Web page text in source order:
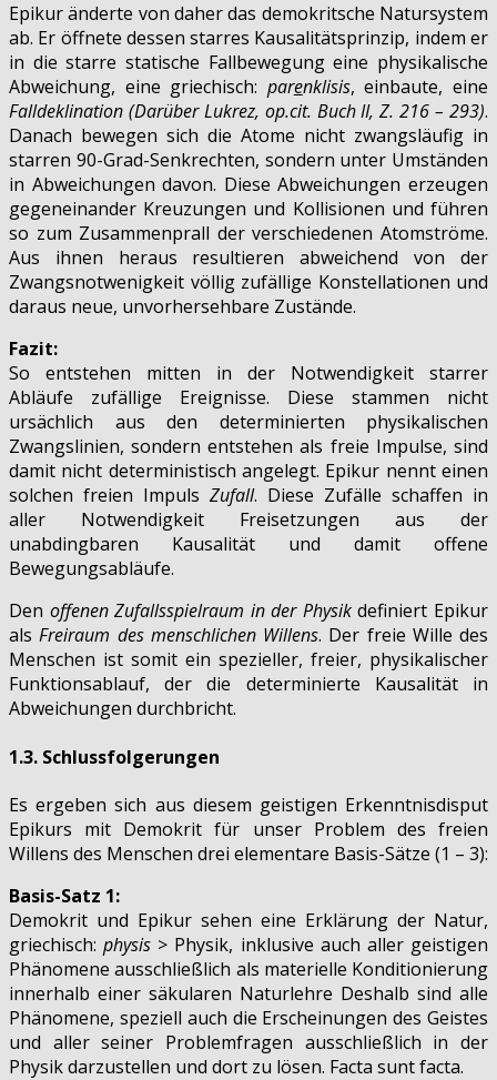
Epikur änderte von daher das demokritsche Natursystem
ab. Er öffnete dessen starres Kausalitätsprinzip, indem er
in die starre statische Fallbewegung eine physikalische
Abweichung, eine griechisch: parenklisis, einbaute, eine
Falldeklination (Darüber Lukrez, op.cit. Buch II, Z. 216 – 293).
Danach bewegen sich die Atome nicht zwangsläufig in
starren 90-Grad-Senkrechten, sondern unter Umständen
in Abweichungen davon. Diese Abweichungen erzeugen
gegeneinander Kreuzungen und Kollisionen und führen
so zum Zusammenprall der verschiedenen Atomströme.
Aus ihnen heraus resultieren abweichend von der
Zwangsnotwenigkeit völlig zufällige Konstellationen und
daraus neue, unvorhersehbare Zustände.
Fazit:
So entstehen mitten in der Notwendigkeit starrer
Abläufe zufällige Ereignisse. Diese stammen nicht
ursächlich aus den determinierten physikalischen
Zwangslinien, sondern entstehen als freie Impulse, sind
damit nicht deterministisch angelegt. Epikur nennt einen
solchen freien Impuls Zufall. Diese Zufälle schaffen in
aller Notwendigkeit Freisetzungen aus der
unabdingbaren Kausalität und damit offene
Bewegungsabläufe.
Den offenen Zufallsspielraum in der Physikdefiniert Epikur
alsFreiraum des menschlichen Willens. Der freie Wille des
Menschen ist somit ein spezieller, freier, physikalischer
Funktionsablauf, der die determinierte Kausalität in
Abweichungen durchbricht.
1.3. Schlussfolgerungen
Es ergeben sich aus diesem geistigen Erkenntnisdisput
Epikurs mit Demokrit für unser Problem des freien
Willens des Menschen drei elementare Basis-Sätze (1 – 3):
Basis-Satz 1:
Demokrit und Epikur sehen eine Erklärung der Natur,
griechisch:physis > Physik, inklusive auch aller geistigen
Phänomene ausschließlich als materielle Konditionierung
innerhalb einer säkularen Naturlehre Deshalb sind alle
Phänomene, speziell auch die Erscheinungen des Geistes
und aller seiner Problemfragen ausschließlich in der
Physik darzustellen und dort zu lösen. Facta sunt facta.